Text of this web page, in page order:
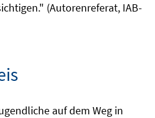
(Autorenreferat, IAB-
auf dem Weg in